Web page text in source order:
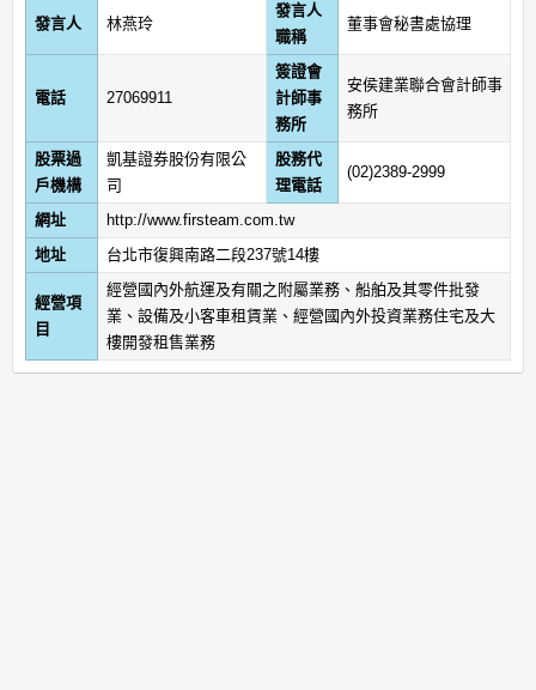
發言人 林燕玲
發言人
職稱
董事會秘書處協理
電話 27069911
簽證會
計師事
務所
安侯建業聯合會計師事
務所
股票過
戶機構
凱基證券股份有限公
司
股務代
理電話
(02)2389-2999
網址
http://www.firsteam.com.tw
地址
台北市復興南路二段237號14樓
經營項
目
經營國內外航運及有關之附屬業務、船舶及其零件批發
業、設備及小客車租賃業、經營國內外投資業務住宅及大
樓開發租售業務